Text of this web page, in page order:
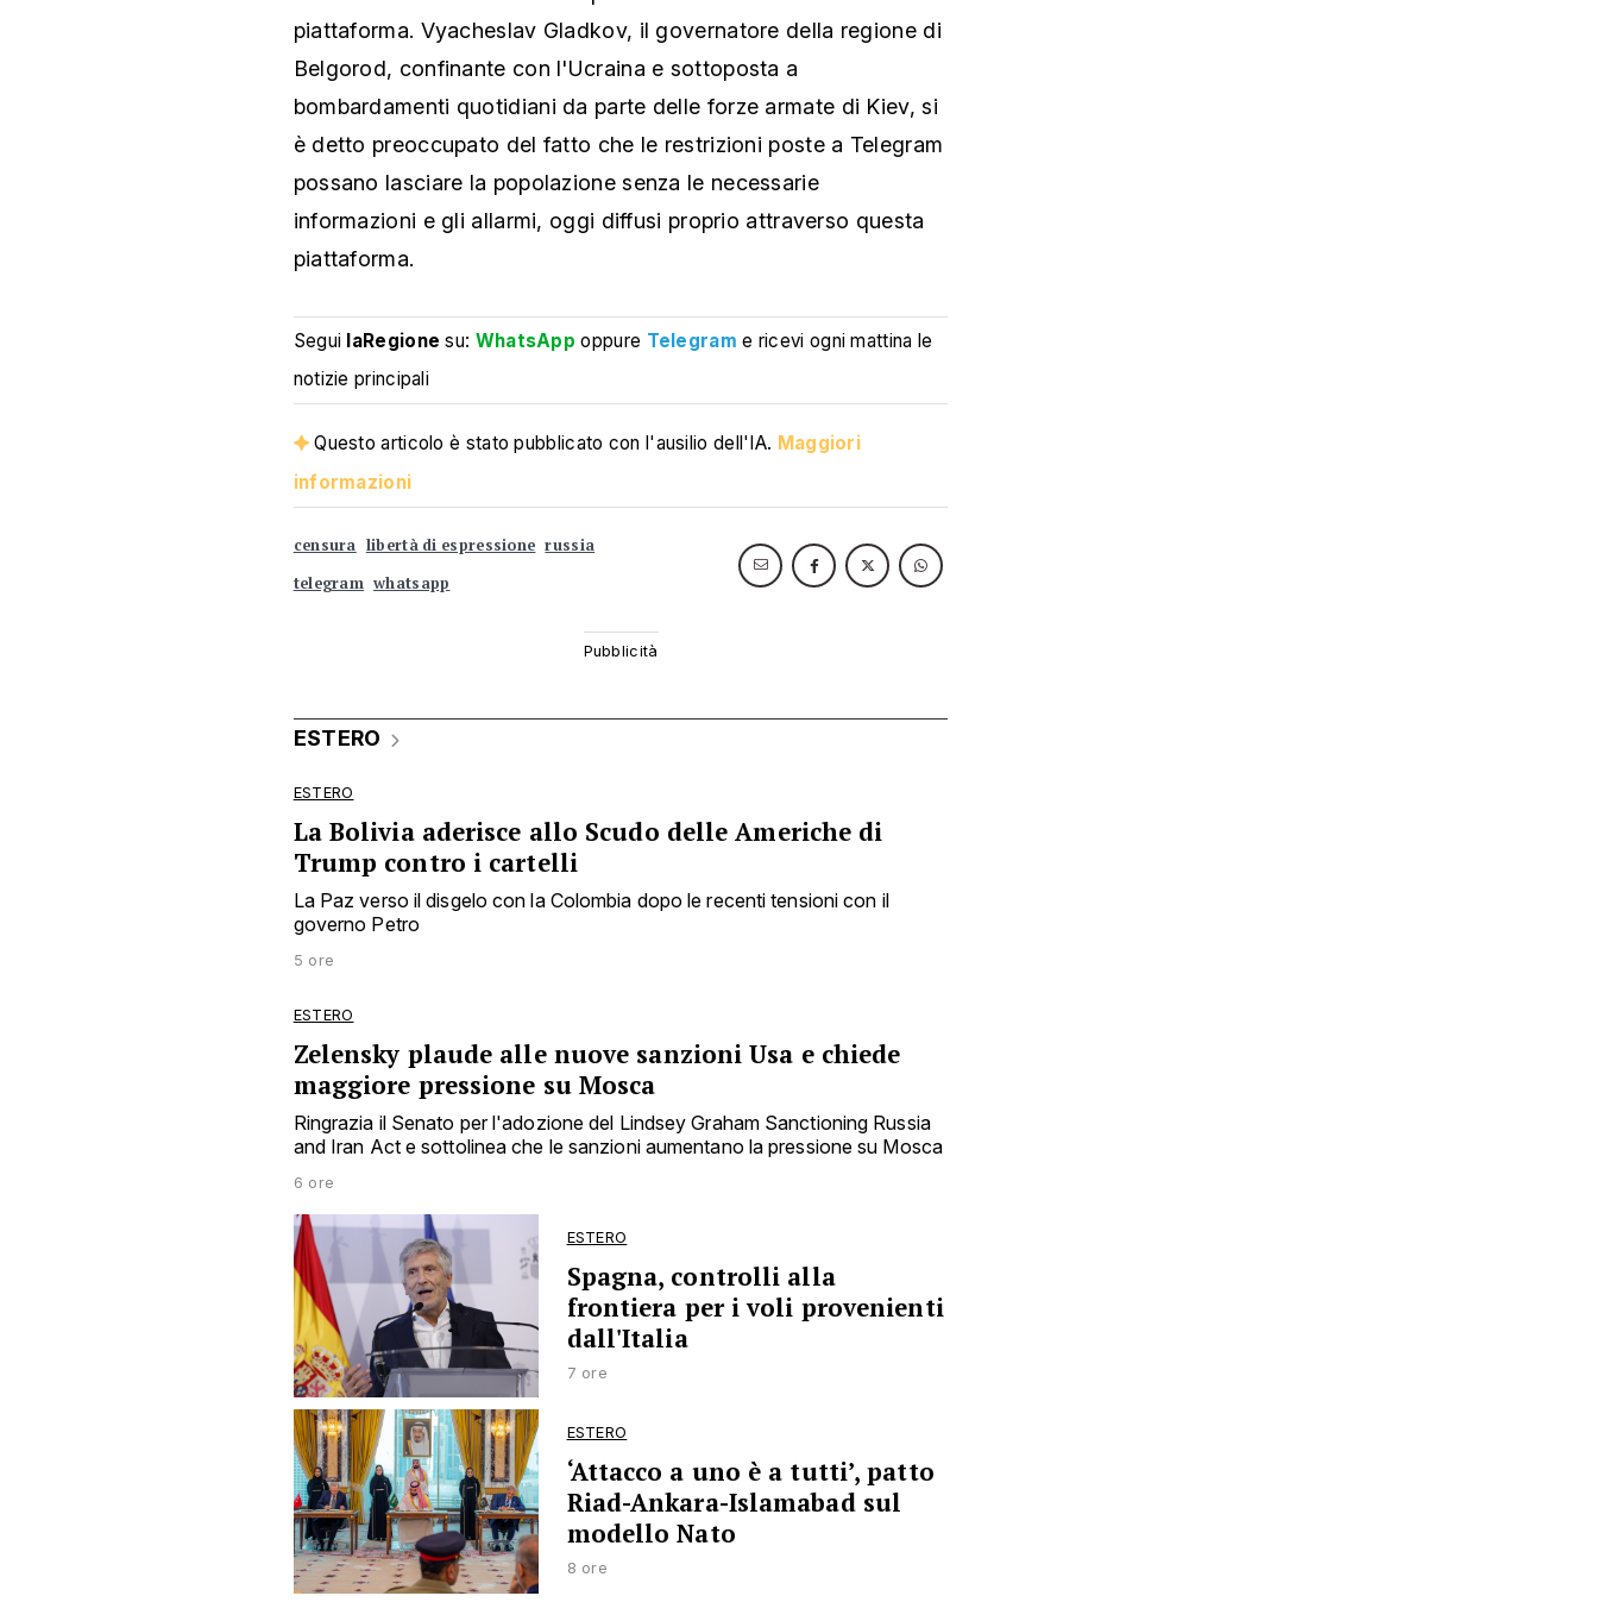
piattaforma. Vyacheslav Gladkov, il governatore della regione di
Belgorod, confinante con l'Ucraina e sottoposta a
bombardamenti quotidiani da parte delle forze armate di Kiev, si
è detto preoccupato del fatto che le restrizioni poste a Telegram
possano lasciare la popolazione senza le necessarie
informazioni e gli allarmi, oggi diffusi proprio attraverso questa
piattaforma.
Segui laRegione su: WhatsApp oppure Telegram e ricevi ogni mattina le
notizie principali
Questo articolo è stato pubblicato con l'ausilio dell'IA. Maggiori
informazioni
censura libertà di espressione russia
telegram whatsapp
ESTERO
ESTERO
La Bolivia aderisce allo Scudo delle Americhe di
Trump contro i cartelli
La Paz verso il disgelo con la Colombia dopo le recenti tensioni con il
governo Petro
5 ore
ESTERO
Zelensky plaude alle nuove sanzioni Usa e chiede
maggiore pressione su Mosca
Ringrazia il Senato per l'adozione del Lindsey Graham Sanctioning Russia
and Iran Act e sottolinea che le sanzioni aumentano la pressione su Mosca
6 ore
ESTERO
Spagna, controlli alla
frontiera per i voli provenienti
dall'Italia
7 ore
ESTERO
‘Attacco a uno è a tutti’, patto
Riad-Ankara-Islamabad sul
modello Nato
8 ore